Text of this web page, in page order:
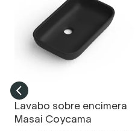
Lavabo sobre encimera
Masai Coycama